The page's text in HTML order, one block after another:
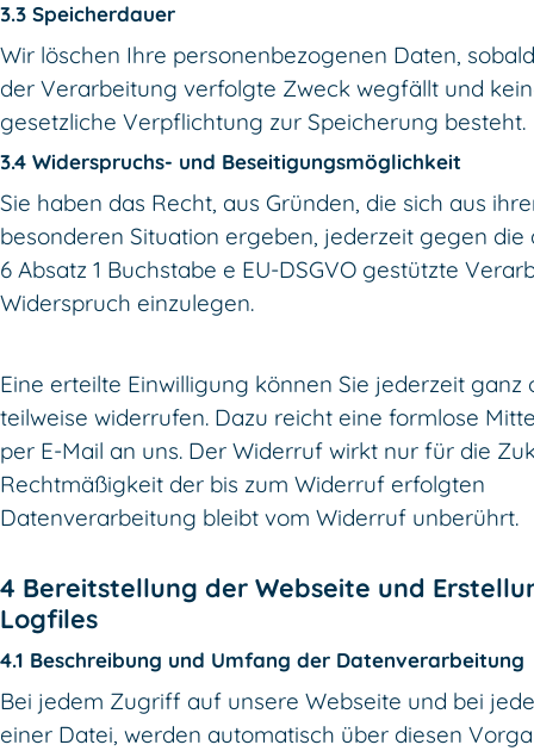
3.3 Speicherdauer
Wir löschen Ihre personenbezogenen Daten,
der Verarbeitung verfolgte Zweck wegfällt und
gesetzliche Verpflichtung zur Speicherung besteht.
3.4 Widerspruchs- und Beseitigungsmöglichkeit
Sie haben das Recht, aus Gründen, die sich aus
besonderen Situation ergeben, jederzeit gegen die
6 Absatz 1 Buchstabe e EU-DSGVO gestützte
Widerspruch einzulegen.
Eine erteilte Einwilligung können Sie jederzeit ganz
teilweise widerrufen. Dazu reicht eine formlose
per E-Mail an uns. Der Widerruf wirkt nur für die
Rechtmäßigkeit der bis zum Widerruf erfolgten
Datenverarbeitung bleibt vom Widerruf unberührt.
4 Bereitstellung der Webseite und
Logfiles
4.1 Beschreibung und Umfang der Datenverarbeitung
Bei jedem Zugriff auf unsere Webseite und bei
einer Datei, werden automatisch über diesen